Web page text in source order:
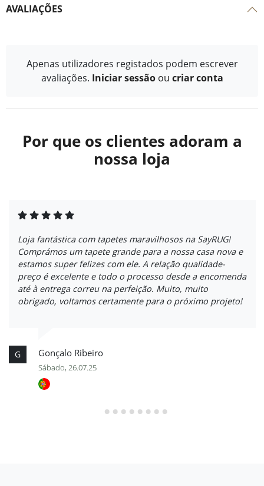
AVALIAÇÕES
Apenas utilizadores registados podem escrever
avaliações. Iniciar sessão ou criar conta
Por que os clientes adoram a
nossa loja
Loja fantástica com tapetes maravilhosos na SayRUG!
Comprámos um tapete grande para a nossa casa nova e
estamos super felizes com ele. A relação qualidade-
preço é excelente e todo o processo desde a encomenda
até à entrega correu na perfeição. Muito, muito
obrigado, voltamos certamente para o próximo projeto!
G Gonçalo Ribeiro
Sábado, 26.07.25